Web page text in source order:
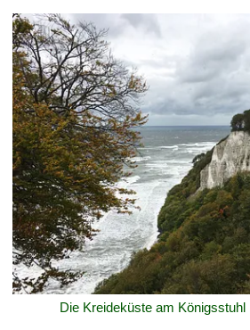
Die Kreideküste am